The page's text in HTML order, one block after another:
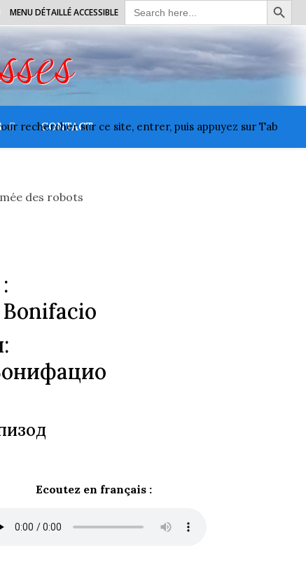
MENU DÉTAILLÉ ACCESSIBLE
Search
for:
CONTACT
Ecoutez en français :